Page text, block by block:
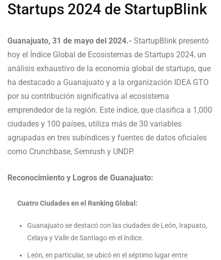
Startups 2024 de StartupBlink
Guanajuato, 31 de mayo del 2024.- StartupBlink presentó
hoy el Índice Global de Ecosistemas de Startups 2024, un
análisis exhaustivo de la economía global de startups, que
ha destacado a Guanajuato y a la organización IDEA GTO
por su contribución significativa al ecosistema
emprendedor de la región. Este índice, que clasifica a 1,000
ciudades y 100 países, utiliza más de 30 variables
agrupadas en tres subíndices y fuentes de datos oficiales
como Crunchbase, Semrush y UNDP.
Reconocimiento y Logros de Guanajuato:
Cuatro Ciudades en el Ranking Global:
Guanajuato se destacó con las ciudades de León, Irapuato,
Celaya y Valle de Santiago en el índice.
León, en particular, se ubicó en el séptimo lugar entre